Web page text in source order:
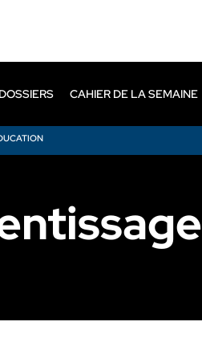
DOSSIERS CAHIER DE LA SEMAINE